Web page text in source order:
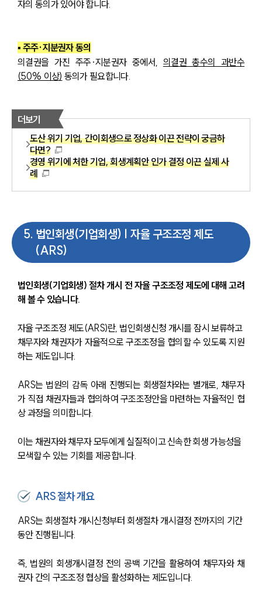
자의 동의가 있어야 합니다.
▪ 주주·지분권자 동의
의결권을 가진 주주·지분권자 중에서, 의결권 총수의 과반수
(50% 이상) 동의가 필요합니다.
더보기
도산 위기 기업, 간이회생으로 정상화 이끈 전략이 궁금하
다면?
경영 위기에 처한 기업, 회생계획안 인가 결정 이끈 실제 사
례
5. 법인회생(기업회생) | 자율 구조조정 제도
(ARS)
법인회생(기업회생) 절차 개시 전 자율 구조조정 제도에 대해 고려
해 볼 수 있습니다.
자율 구조조정 제도(ARS)란, 법인회생신청 개시를 잠시 보류하고
채무자와 채권자가 자율적으로 구조조정을 협의할 수 있도록 지원
하는 제도입니다.
ARS는 법원의 감독 아래 진행되는 회생절차와는 별개로, 채무자
가 직접 채권자들과 협의하여 구조조정안을 마련하는 자율적인 협
상 과정을 의미합니다.
이는 채권자와 채무자 모두에게 실질적이고 신속한 회생 가능성을
모색할 수 있는 기회를 제공합니다.
ARS 절차 개요
ARS는 회생절차 개시신청부터 회생절차 개시결정 전까지의 기간
동안 진행됩니다.
즉, 법원의 회생개시결정 전의 공백 기간을 활용하여 채무자와 채
권자 간의 구조조정 협상을 활성화하는 제도입니다.